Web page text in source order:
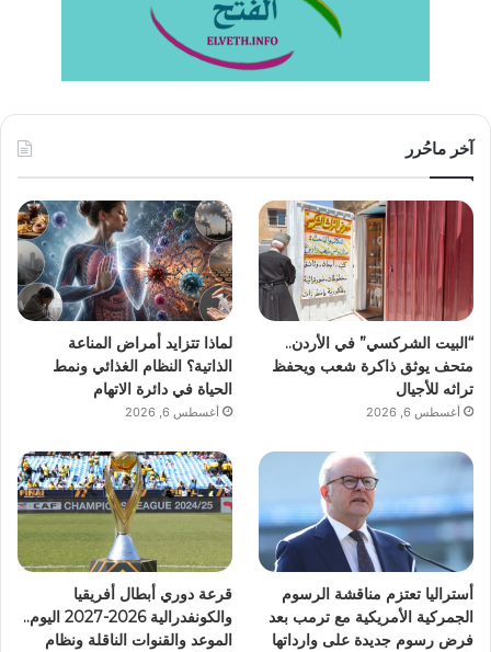
آخر ماحُرر
“البيت الشركسي” في الأردن..
متحف يوثق ذاكرة شعب ويحفظ
تراثه للأجيال
أغسطس 6, 2026
لماذا تتزايد أمراض المناعة
الذاتية؟ النظام الغذائي ونمط
الحياة في دائرة الاتهام
أغسطس 6, 2026
أستراليا تعتزم مناقشة الرسوم
الجمركية الأمريكية مع ترمب بعد
فرض رسوم جديدة على وارداتها
قرعة دوري أبطال أفريقيا
والكونفدرالية 2026-2027 اليوم..
الموعد والقنوات الناقلة ونظام